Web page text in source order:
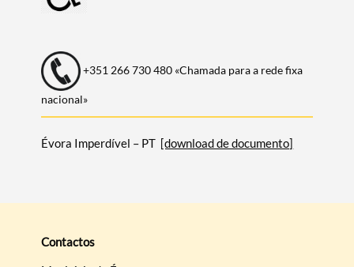
+351 266 730 480 «Chamada para a rede fixa
nacional»
Évora Imperdível – PT [download de documento]
Contactos